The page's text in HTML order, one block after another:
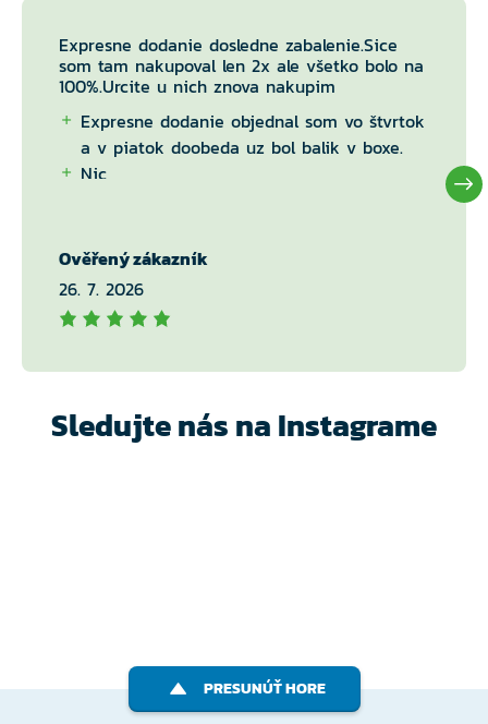
Expresne dodanie dosledne zabalenie.Sice
som tam nakupoval len 2x ale všetko bolo na
100%.Urcite u nich znova nakupim
Expresne dodanie objednal som vo štvrtok
a v piatok doobeda uz bol balik v boxe.
Nic
Ověřený zákazník
26. 7. 2026
Sledujte nás na Instagrame
PRESUNÚŤ HORE